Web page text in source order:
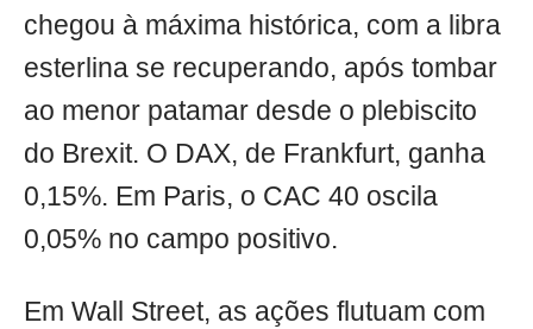
chegou à máxima histórica, com a libra
esterlina se recuperando, após tombar
ao menor patamar desde o plebiscito
do Brexit. O DAX, de Frankfurt, ganha
0,15%. Em Paris, o CAC 40 oscila
0,05% no campo positivo.
Em Wall Street, as ações flutuam com